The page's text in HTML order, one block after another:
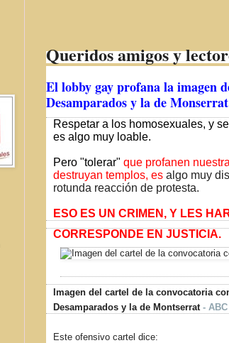
Queridos amigos y
El lobby gay profana la imagen
Desamparados y la de Monserrat
Respetar a los homosexuales, y
es algo muy loable.
Pero "tolerar" que profanen
destruyan templos, es algo muy
rotunda reacción de protesta.
ESO ES UN CRIMEN, Y LES
CORRESPONDE EN JUSTICIA.
Imagen del cartel de la convocatoria
Desamparados y la de Montserrat - ABC
Este ofensivo cartel dice: